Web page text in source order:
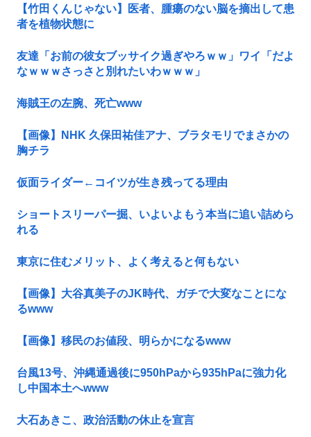
【竹田くんじゃない】医者、腫瘍のない脳を摘出して患
者を植物状態に
友達「お前の彼女ブッサイク過ぎやろｗｗ」ワイ「だよ
なｗｗｗさっさと別れたいわｗｗｗ」
海賊王の左腕、死亡www
【画像】NHK 久保田祐佳アナ、ブラタモリでまさかの
胸チラ
仮面ライダー←コイツが生き残ってる理由
ショートスリーパー掘、いよいよもう本当に追い詰めら
れる
東京に住むメリット、よく考えると何もない
【画像】大谷真美子のJK時代、ガチで大変なことにな
るwww
【画像】移民のお値段、明らかになるwww
台風13号、沖縄通過後に950hPaから935hPaに強力化
し中国本土へwww
大石あきこ、政治活動の休止を宣言